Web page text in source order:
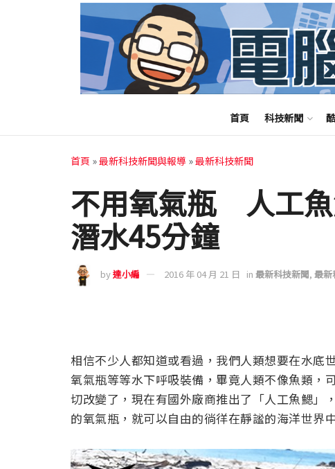
首頁 科技新聞
首頁 »最新科技新聞與報導 »最新科技新聞
不用氧氣瓶 人工
潛水45分鐘
by達小編 2016 年 04 月 21 日 in 最新科技新聞, 最新
相信不少人都知道或看過，我們人類想要在水底
氧氣瓶等等水下呼吸裝備，畢竟人類不像魚類，
切改變了，現在有國外廠商推出了「人工魚鰓」
的氧氣瓶，就可以自由的徜徉在靜謐的海洋世界